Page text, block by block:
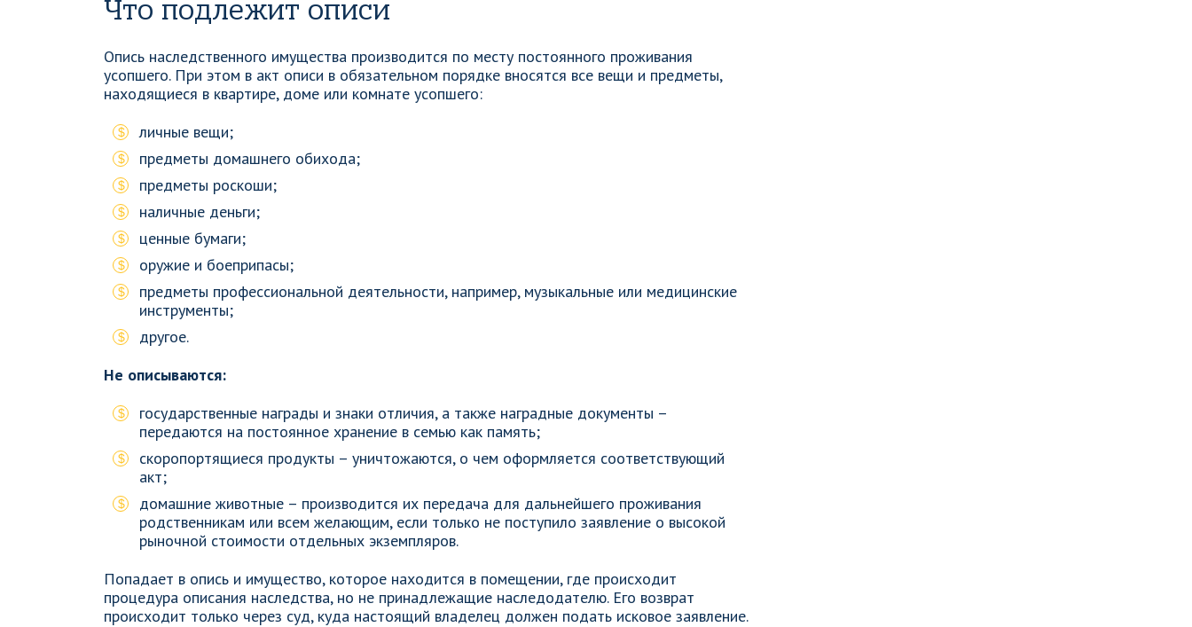
Что подлежит описи
Опись наследственного имущества производится по месту постоянного проживания
усопшего. При этом в акт описи в обязательном порядке вносятся все вещи и предметы,
находящиеся в квартире, доме или комнате усопшего:
личные вещи;
предметы домашнего обихода;
предметы роскоши;
наличные деньги;
ценные бумаги;
оружие и боеприпасы;
предметы профессиональной деятельности, например, музыкальные или медицинские
инструменты;
другое.
Не описываются:
государственные награды и знаки отличия, а также наградные документы –
передаются на постоянное хранение в семью как память;
скоропортящиеся продукты – уничтожаются, о чем оформляется соответствующий
акт;
домашние животные – производится их передача для дальнейшего проживания
родственникам или всем желающим, если только не поступило заявление о высокой
рыночной стоимости отдельных экземпляров.
Попадает в опись и имущество, которое находится в помещении, где происходит
процедура описания наследства, но не принадлежащие наследодателю. Его возврат
происходит только через суд, куда настоящий владелец должен подать исковое заявление.